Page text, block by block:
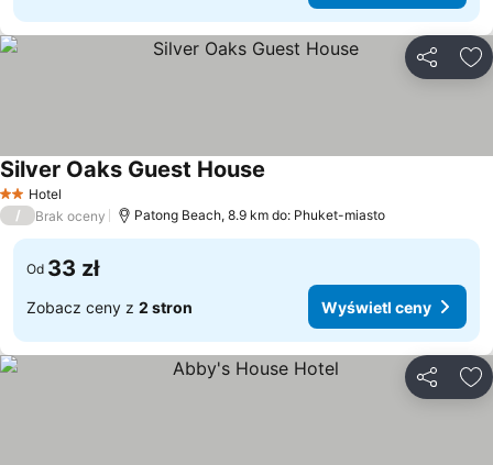
2 Kategoria
Hotel
Silver Oaks Guest House
/ Brak oceny Patong Beach, 8.9 km do: Phuket-miasto
Od 33 zł
Zobacz ceny z 2 stron Wyświetl ceny